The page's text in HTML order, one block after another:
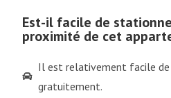
Est-il facile de
proximité de cet
Il est relativement facile de
gratuitement.